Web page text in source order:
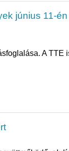
június 11-
A TTE